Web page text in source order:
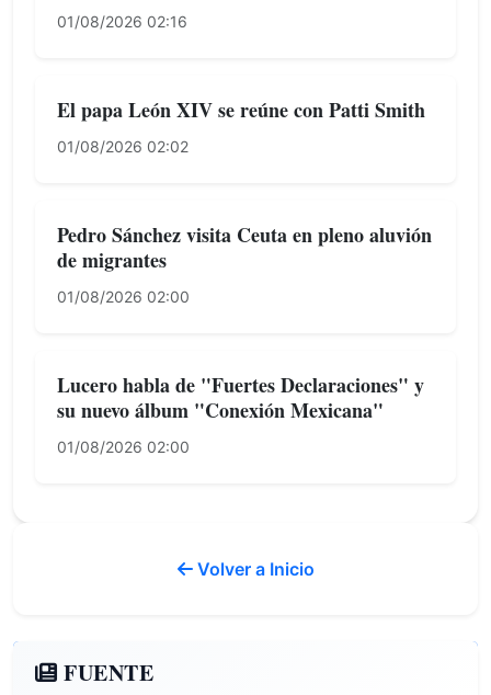
01/08/2026 02:16
El papa León XIV se reúne con Patti Smith
01/08/2026 02:02
Pedro Sánchez visita Ceuta en pleno aluvión
de migrantes
01/08/2026 02:00
Lucero habla de "Fuertes Declaraciones" y
su nuevo álbum "Conexión Mexicana"
01/08/2026 02:00
Volver a Inicio
FUENTE